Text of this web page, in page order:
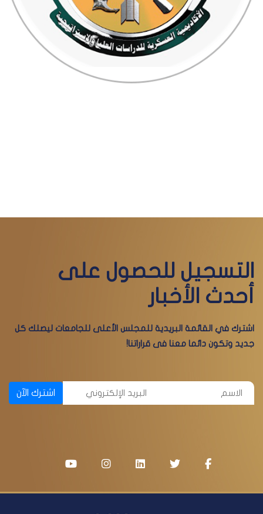
التسجيل للحصول على
أحدث الأخبار
اشترك في القائمة البريدية للمجلس الأعلى للجامعات ليصلك كل
جديد وتكون دائما معنا فى قراراتنا!
اشترك الآن